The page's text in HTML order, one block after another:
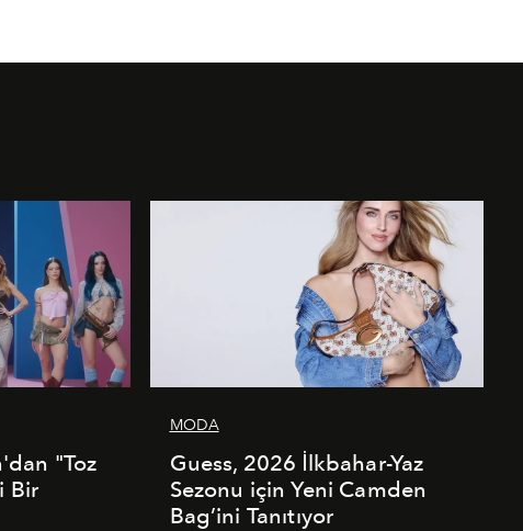
"Toz
Bir
MODA
Guess, 2026 İlkbahar-Yaz
Sezonu için Yeni Camden
Bag’ini Tanıtıyor